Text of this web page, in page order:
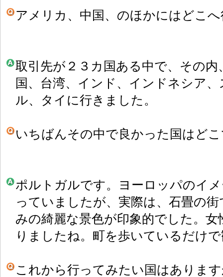
アメリカ、中国、のほかにはどこ
取引先が２３カ国ある中で、その
国、台湾、インド、インドネシア
ル、タイに行きました。
いちばんその中で良かった国はど
ポルトガルです。ヨーロッパのイ
っていましたが、実際は、石畳の
みの綺麗な景色が印象的でした。
りましたね。町を歩いているだけ
これから行ってみたい国はありま